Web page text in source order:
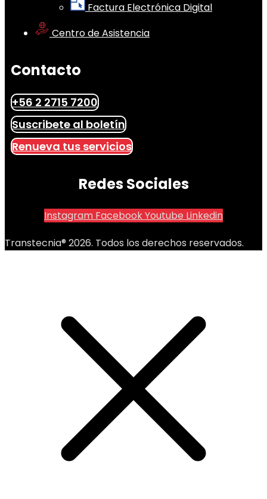
Factura Electrónica Digital
Centro de Asistencia
Contacto
+56 2 2715 7200
Suscribete al boletín
Renueva tus servicios
Redes Sociales
Instagram FacebookYoutube Linkedin
Transtecnia® 2026. Todos los derechos reservados.